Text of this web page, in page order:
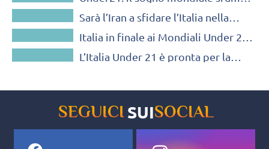
tiebreak
NAZIONALI GIOVANILI
Sarà l’Iran a sfidare l’Italia nella
NAZIONALI GIOVANILI
Italia in finale ai Mondiali Under 21!
(VIDEO)
NAZIONALI GIOVANILI
L’Italia Under 21 è pronta per la
SEGUICI SUISOCIAL